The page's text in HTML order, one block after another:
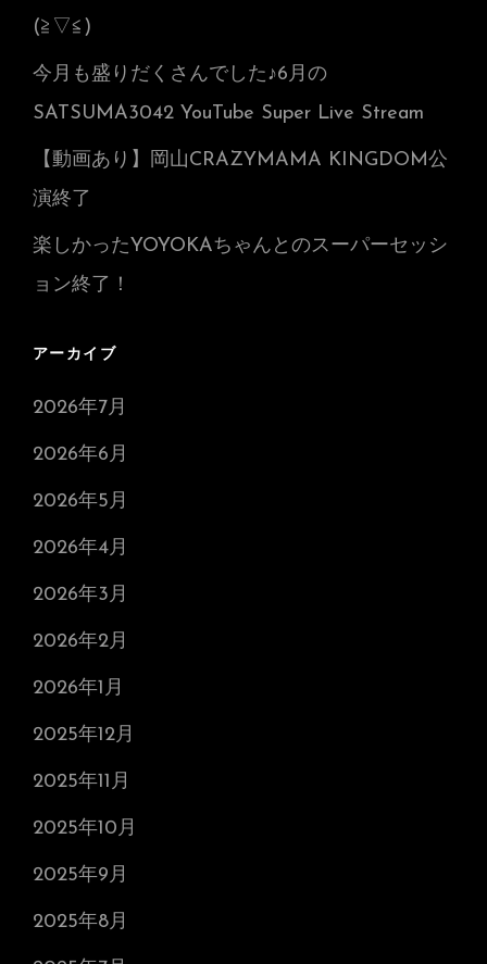
(≧▽≦)
今月も盛りだくさんでした♪6月の
SATSUMA3042 YouTube Super Live Stream
【動画あり】岡山CRAZYMAMA KINGDOM公
演終了
楽しかったYOYOKAちゃんとのスーパーセッシ
ョン終了！
アーカイブ
2026年7月
2026年6月
2026年5月
2026年4月
2026年3月
2026年2月
2026年1月
2025年12月
2025年11月
2025年10月
2025年9月
2025年8月